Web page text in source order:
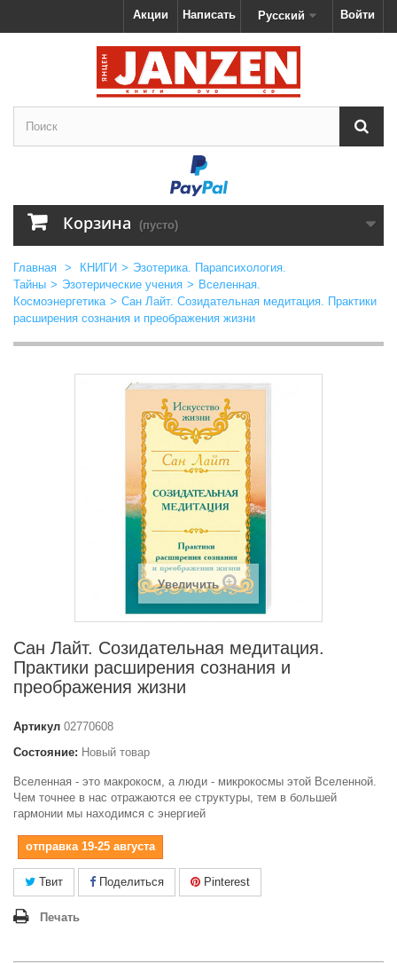
Войти
Русский
Написать
Акции
Корзина (пусто)
Главная > КНИГИ > Эзотерика. Парапсихология.
Тайны > Эзотерические учения > Вселенная.
Космоэнергетика > Сан Лайт. Созидательная медитация. Практики
расширения сознания и преображения жизни
Увеличить
Сан Лайт. Созидательная медитация.
Практики расширения сознания и
преображения жизни
Артикул 02770608
Состояние: Новый товар
Вселенная - это макрокосм, а люди - микрокосмы этой Вселенной.
Чем точнее в нас отражаются ее структуры, тем в большей
гармонии мы находимся с энергией
отправка 19-25 августа
Твит Поделиться Pinterest
Печать